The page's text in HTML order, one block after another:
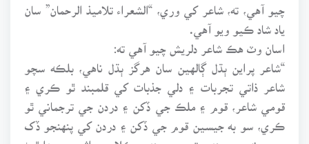
چيو آهي، ته، شاعر کي وري، “الشعراء تلاميذ الرحمان” سان
ياد شاد ڪيو ويو آهي.
اسان وٽ هڪ شاعر دلريش چيو آهي ته:
“شاعر پراين ٻڌل ڳالهين سان هرگز ٻڌل ناهي، بلڪه سچو
شاعر ذاتي تجربات ۽ دلي جذبات کي قلمبند ٿو ڪري ۽
قومي شاعر، قوم ۽ ملڪ جي ڏکن ۽ دردن جي ترجماني ٿو
ڪري، سو به جيسين قوم جي ڏکن ۽ دردن کي پنهنجو ڏک
۽ درد نه سمجهندو، تيسين سندس ڪلام ۾ اثر جو پيدا ٿيڻ